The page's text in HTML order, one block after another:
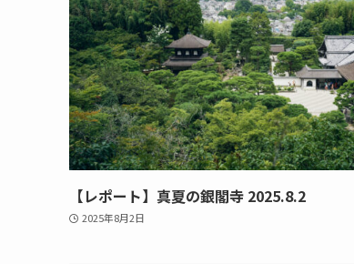
【レポート】真夏の銀閣寺 2025.8.2
2025年8月2日